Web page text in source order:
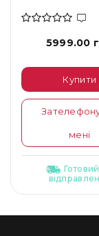
5999.00
Купити
мені